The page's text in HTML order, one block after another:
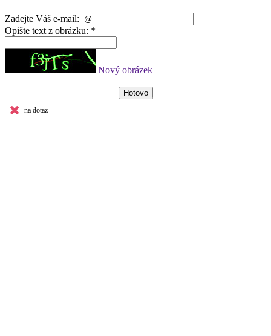
na dotaz
Zadejte Váš e-mail:
Opište text z obrázku: *
Nový obrázek